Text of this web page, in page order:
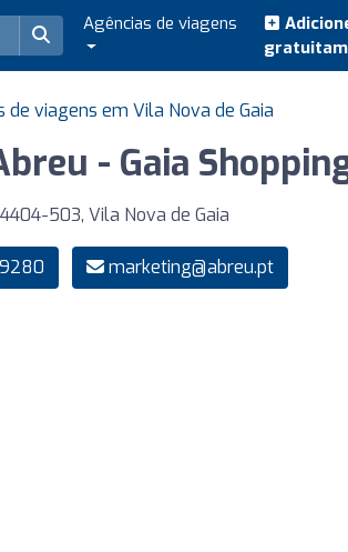
Agências de viagens
de viagens em Vila Nova de Gaia
- Gaia
503, Vila Nova de Gaia
marketing@abreu.pt